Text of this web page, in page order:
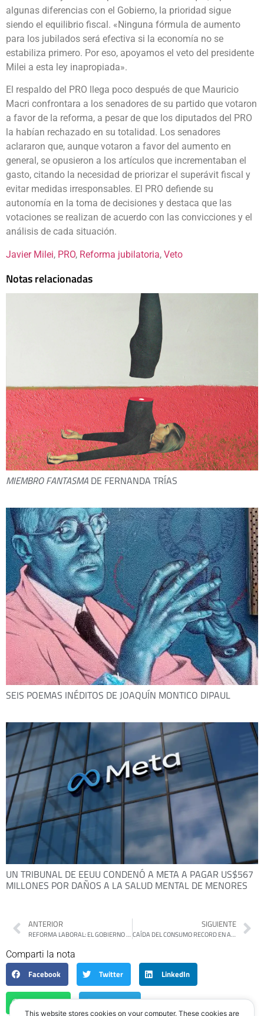
algunas diferencias con el Gobierno, la prioridad sigue
siendo el equilibrio fiscal. «Ninguna fórmula de aumento
para los jubilados será efectiva si la economía no se
estabiliza primero. Por eso, apoyamos el veto del presidente
Milei a esta ley inapropiada».
El respaldo del PRO llega poco después de que Mauricio
Macri confrontara a los senadores de su partido que votaron
a favor de la reforma, a pesar de que los diputados del PRO
la habían rechazado en su totalidad. Los senadores
aclararon que, aunque votaron a favor del aumento en
general, se opusieron a los artículos que incrementaban el
gasto, citando la necesidad de priorizar el superávit fiscal y
evitar medidas irresponsables. El PRO defiende su
autonomía en la toma de decisiones y destaca que las
votaciones se realizan de acuerdo con las convicciones y el
análisis de cada situación.
Javier Milei, PRO, Reforma jubilatoria, Veto
Notas relacionadas
MIEMBRO FANTASMA DE FERNANDA TRÍAS
SEIS POEMAS INÉDITOS DE JOAQUÍN MONTICO DIPAUL
UN TRIBUNAL DE EEUU CONDENÓ A META A PAGAR US$567
MILLONES POR DAÑOS A LA SALUD MENTAL DE MENORES
ANTERIOR
REFORMA LABORAL: EL GOBIERNO AVANZARÁ CON SU REGLAMENTACIÓN
SIGUIENTE
CAÍDA DEL CONSUMO RECORD EN AGOSTO: CASI 30% INTERANUAL
Comparti la nota
Facebook
Twitter LinkedIn
WhatsApp Telegram
This website stores cookies on your computer. These cookies are